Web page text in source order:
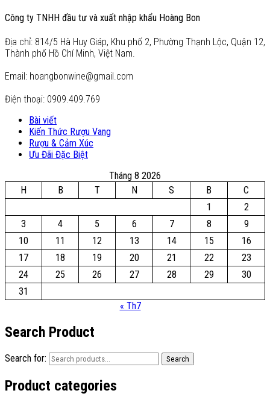
Công ty TNHH đầu tư và xuất nhập khẩu Hoàng Bon
Địa chỉ: 814/5 Hà Huy Giáp, Khu phố 2, Phường Thạnh Lộc, Quận 12,
Thành phố Hồ Chí Minh, Việt Nam.
Email: hoangbonwine@gmail.com
Điện thoại: 0909.409.769
Bài viết
Kiến Thức Rượu Vang
Rượu & Cảm Xúc
Ưu Đãi Đặc Biệt
Tháng 8 2026
H
B T N S B
C
1
2
3
4 5 6 7 8
9
10
11 12 13 14 15
16
17
18 19 20 21 22
23
24
25 26 27 28 29
30
31
« Th7
Search Product
Search for: Search
Product categories